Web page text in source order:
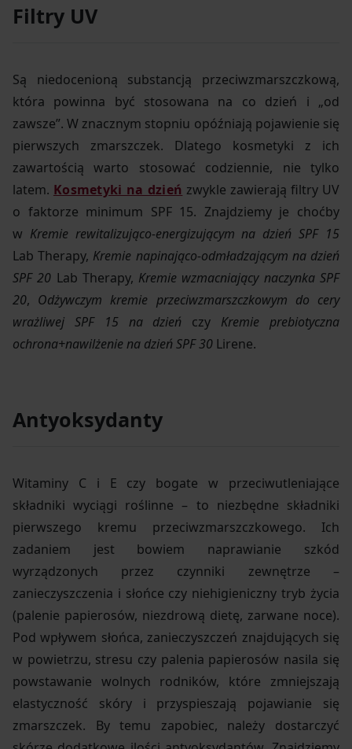
Filtry UV
Są niedocenioną substancją przeciwzmarszczkową,
która powinna być stosowana na co dzień i „od
zawsze”. W znacznym stopniu opóźniają pojawienie się
pierwszych zmarszczek. Dlatego kosmetyki z ich
zawartością warto stosować codziennie, nie tylko
latem. Kosmetyki na dzień zwykle zawierają filtry UV
o faktorze minimum SPF 15. Znajdziemy je choćby
w Kremie rewitalizująco-energizującym na dzień SPF 15
Lab Therapy, Kremie napinająco-odmładzającym na dzień
SPF 20 Lab Therapy, Kremie wzmacniający naczynka SPF
20, Odżywczym kremie przeciwzmarszczkowym do cery
wrażliwej SPF 15 na dzień czy Kremie prebiotyczna
ochrona+nawilżenie na dzień SPF 30 Lirene.
Antyoksydanty
Witaminy C i E czy bogate w przeciwutleniające
składniki wyciągi roślinne – to niezbędne składniki
pierwszego kremu przeciwzmarszczkowego. Ich
zadaniem jest bowiem naprawianie szkód
wyrządzonych przez czynniki zewnętrze –
zanieczyszczenia i słońce czy niehigieniczny tryb życia
(palenie papierosów, niezdrową dietę, zarwane noce).
Pod wpływem słońca, zanieczyszczeń znajdujących się
w powietrzu, stresu czy palenia papierosów nasila się
powstawanie wolnych rodników, które zmniejszają
elastyczność skóry i przyspieszają pojawianie się
zmarszczek. By temu zapobiec, należy dostarczyć